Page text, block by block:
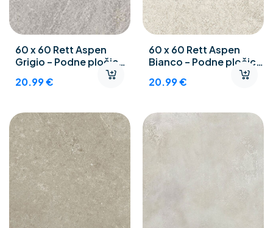
60 x 60 Rett Aspen
Grigio – Podne pločice
20.99€
60 x 60 Rett Aspen
Bianco – Podne pločice
20.99€